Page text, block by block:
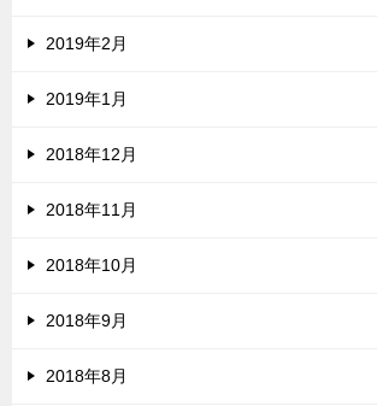
2019年2月
2019年1月
2018年12月
2018年11月
2018年10月
2018年9月
2018年8月